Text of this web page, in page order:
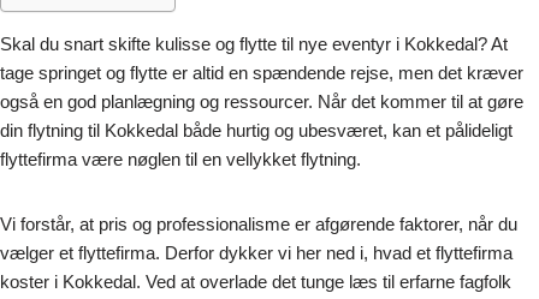
Skal du snart skifte kulisse og flytte til nye eventyr i Kokkedal? At
tage springet og flytte er altid en spændende rejse, men det kræver
også en god planlægning og ressourcer. Når det kommer til at gøre
din flytning til Kokkedal både hurtig og ubesværet, kan et pålideligt
flyttefirma være nøglen til en vellykket flytning.
Vi forstår, at pris og professionalisme er afgørende faktorer, når du
vælger et flyttefirma. Derfor dykker vi her ned i, hvad et flyttefirma
koster i Kokkedal. Ved at overlade det tunge læs til erfarne fagfolk